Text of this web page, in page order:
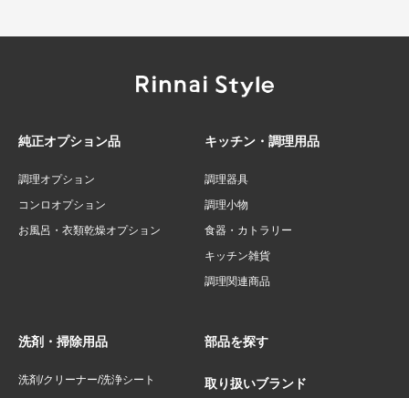
純正オプション品
調理オプション
コンロオプション
お風呂・衣類乾燥オプション
キッチン・調理用品
調理器具
調理小物
食器・カトラリー
キッチン雑貨
調理関連商品
洗剤・掃除用品
洗剤/クリーナー/洗浄シート
部品を探す
取り扱いブランド